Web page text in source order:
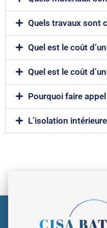
Quels travaux sont
Quel est le coût
Quel est le coût
Pourquoi faire
L’isolation